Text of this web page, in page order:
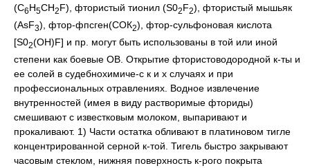
(C6H5CH2F), фтористый тионил (S02F2), фтористый мышьяк
(AsF3), фтор-фпсген(СОК2), фтор-сульфоновая кислота
[S02(OH)F] и пр. могут быть использованы в той или иной
степени как боевые ОВ. Открытие фтористоводородной к-ты и
ее солей в судебнохимиче-с к и х случаях и при
профессиональных отравлениях. Водное извлечение
внутренностей (имея в виду растворимые фториды)
смешивают с известковым молоком, выпаривают и
прокаливают. 1) Части остатка обливают в платиновом тигле
концентрированной серной к-той. Тигель быстро закрывают
часовым стеклом, нижняя поверхность к-рого покрыта